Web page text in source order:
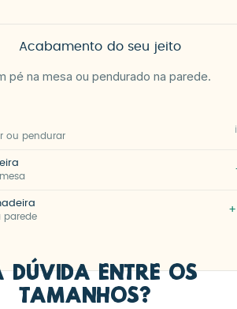
Acabamento do seu jeito
pé na mesa ou pendurado na parede.
ou pendurar
parede
dúvida entre os
tamanhos?